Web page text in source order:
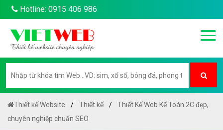
Hotline: 0915 406 986
Thiết kế Website Thiết kế
Thiết Kế Web Kế Toán 2C đẹp,
chuyên nghiệp chuẩn SEO